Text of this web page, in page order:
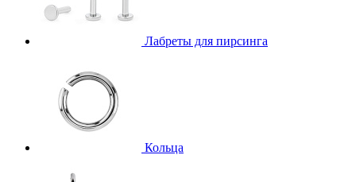
Лабреты для пирсинга
Кольца